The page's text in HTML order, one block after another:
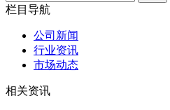
栏目导航
公司新闻
行业资讯
市场动态
相关资讯